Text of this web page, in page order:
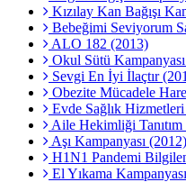
Kızılay Kan Bağışı
Bebeğimi Seviyorum
ALO 182 (2013)
Okul Sütü
Sevgi En İyi İlaçtır
Obezite Mücadele
Evde Sağlık Hizmetleri
Aile Hekimliği
Aşı Kampanyası (2012)
H1N1 Pandemi
El Yıkama